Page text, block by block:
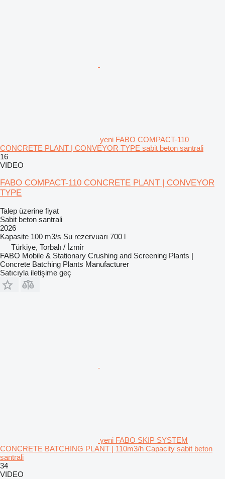
yeni FABO COMPACT-110
CONCRETE PLANT | CONVEYOR TYPE sabit beton santrali
16
VIDEO
FABO COMPACT-110 CONCRETE PLANT | CONVEYOR
TYPE
Talep üzerine fiyat
Sabit beton santrali
2026
Kapasite 100 m3/s Su rezervuarı 700 l
Türkiye, Torbalı / İzmir
FABO Mobile & Stationary Crushing and Screening Plants |
Concrete Batching Plants Manufacturer
Satıcıyla iletişime geç
yeni FABO SKIP SYSTEM
CONCRETE BATCHING PLANT | 110m3/h Capacity sabit beton
santrali
34
VIDEO